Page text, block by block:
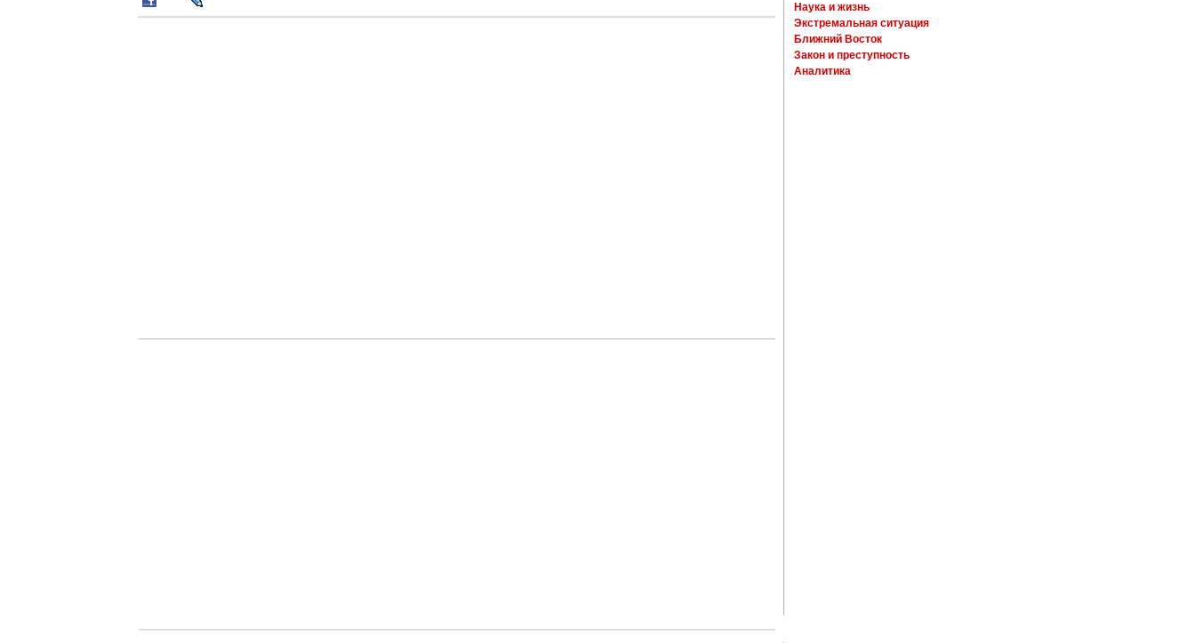
Наука и жизнь
Экстремальная ситуация
Ближний Восток
Закон и преступность
Аналитика